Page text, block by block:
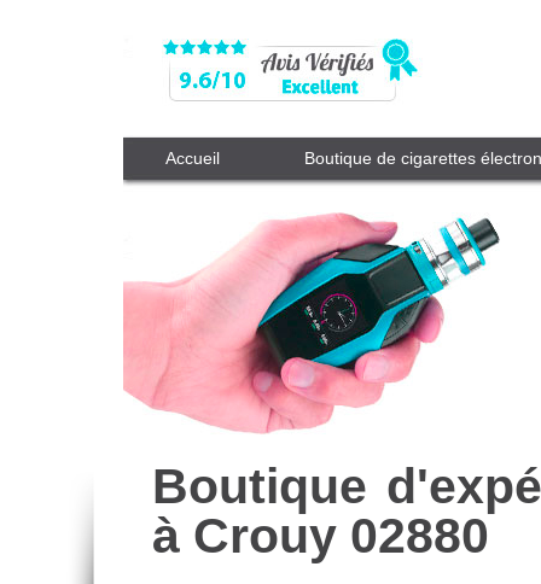
Accueil Boutique de cigarettes
Boutique
à Crouy 02880